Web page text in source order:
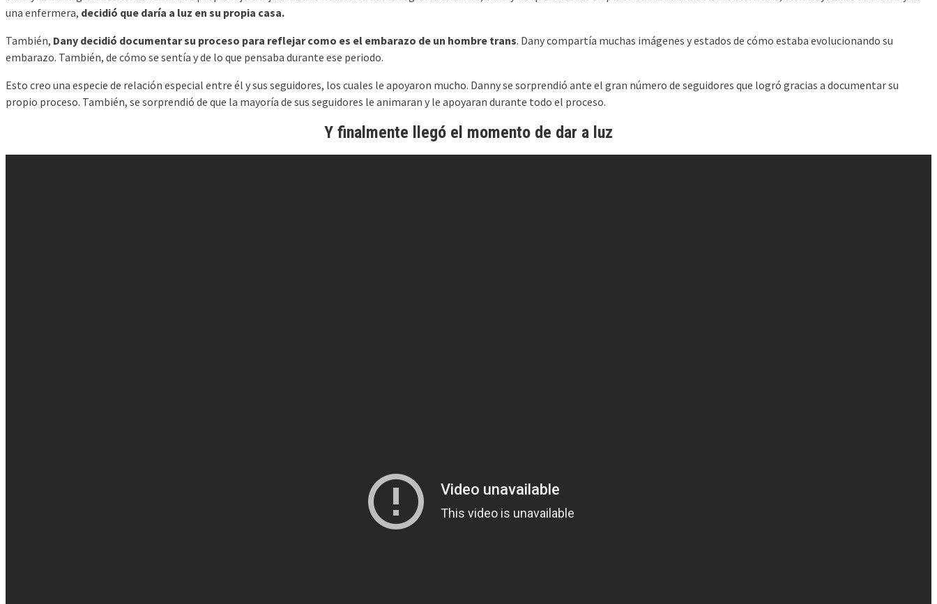
una enfermera, decidió que daría a luz en su propia casa.
También, Dany decidió documentar su proceso para reflejar como es el embarazo de un hombre trans. Dany compartía muchas imágenes y estados de cómo estaba evolucionando su
embarazo. También, de cómo se sentía y de lo que pensaba durante ese periodo.
Esto creo una especie de relación especial entre él y sus seguidores, los cuales le apoyaron mucho. Danny se sorprendió ante el gran número de seguidores que logró gracias a documentar su
propio proceso. También, se sorprendió de que la mayoría de sus seguidores le animaran y le apoyaran durante todo el proceso.
Y finalmente llegó el momento de dar a luz